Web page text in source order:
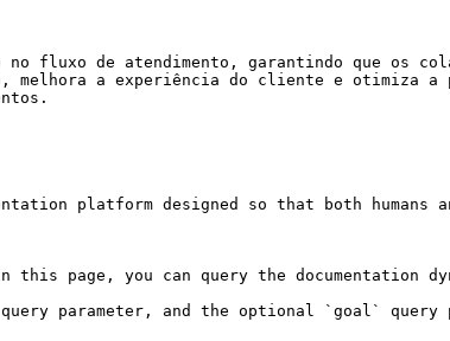
fluxo de atendimento, garantindo que os
a experiência do cliente e otimiza a
platform designed so that both humans
page, you can query the documentation
parameter, and the optional `goal` query